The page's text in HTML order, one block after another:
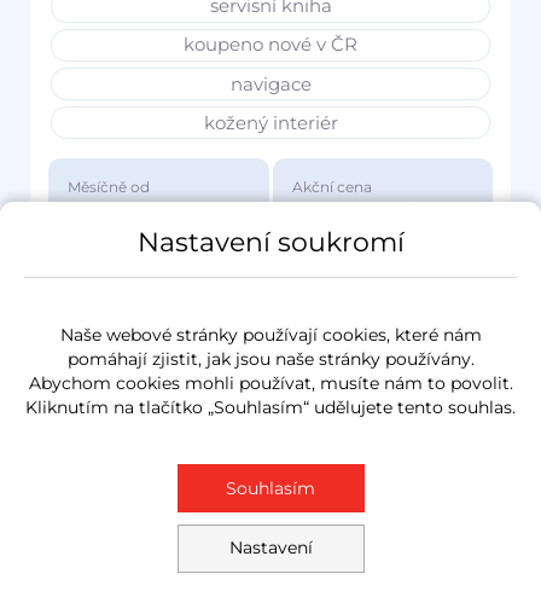
servisní kniha
koupeno nové v ČR
navigace
kožený interiér
Měsíčně od
3 417 Kč
Akční cena
1 149 000 Kč
Nastavení soukromí
Naše webové stránky používají cookies, které nám
pomáhají zjistit, jak jsou naše stránky používány.
Abychom cookies mohli používat, musíte nám to povolit.
Kliknutím na tlačítko „Souhlasím“ udělujete tento souhlas.
Nastavení
Souhlasím